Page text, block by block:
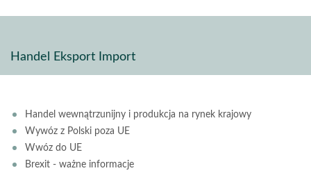
Handel Eksport Import
Handel wewnątrzunijny i produkcja na rynek krajowy
Wywóz z Polski poza UE
Wwóz do UE
Brexit - ważne informacje